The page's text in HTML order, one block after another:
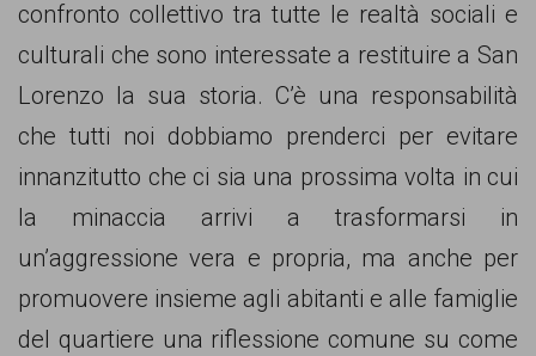
confronto collettivo tra tutte le realtà sociali e
culturali che sono interessate a restituire a San
Lorenzo la sua storia. C’è una responsabilità
che tutti noi dobbiamo prenderci per evitare
innanzitutto che ci sia una prossima volta in cui
la minaccia arrivi a trasformarsi in
un’aggressione vera e propria, ma anche per
promuovere insieme agli abitanti e alle famiglie
del quartiere una riflessione comune su come